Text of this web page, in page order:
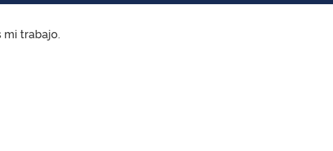
mi trabajo.